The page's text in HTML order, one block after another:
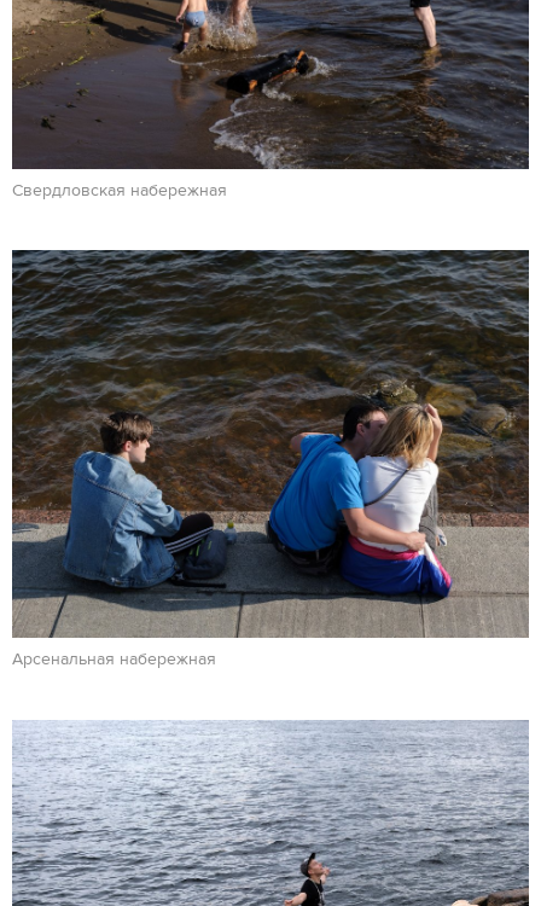
Свердловская набережная
Арсенальная набережная